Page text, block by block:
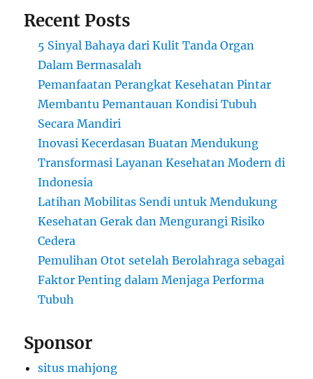
Recent Posts
5 Sinyal Bahaya dari Kulit Tanda Organ
Dalam Bermasalah
Pemanfaatan Perangkat Kesehatan Pintar
Membantu Pemantauan Kondisi Tubuh
Secara Mandiri
Inovasi Kecerdasan Buatan Mendukung
Transformasi Layanan Kesehatan Modern di
Indonesia
Latihan Mobilitas Sendi untuk Mendukung
Kesehatan Gerak dan Mengurangi Risiko
Cedera
Pemulihan Otot setelah Berolahraga sebagai
Faktor Penting dalam Menjaga Performa
Tubuh
Sponsor
situs mahjong